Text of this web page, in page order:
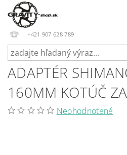
+421 907 628 789
ADAPTÉR
160MM KOTÚČ
Neohodnotené